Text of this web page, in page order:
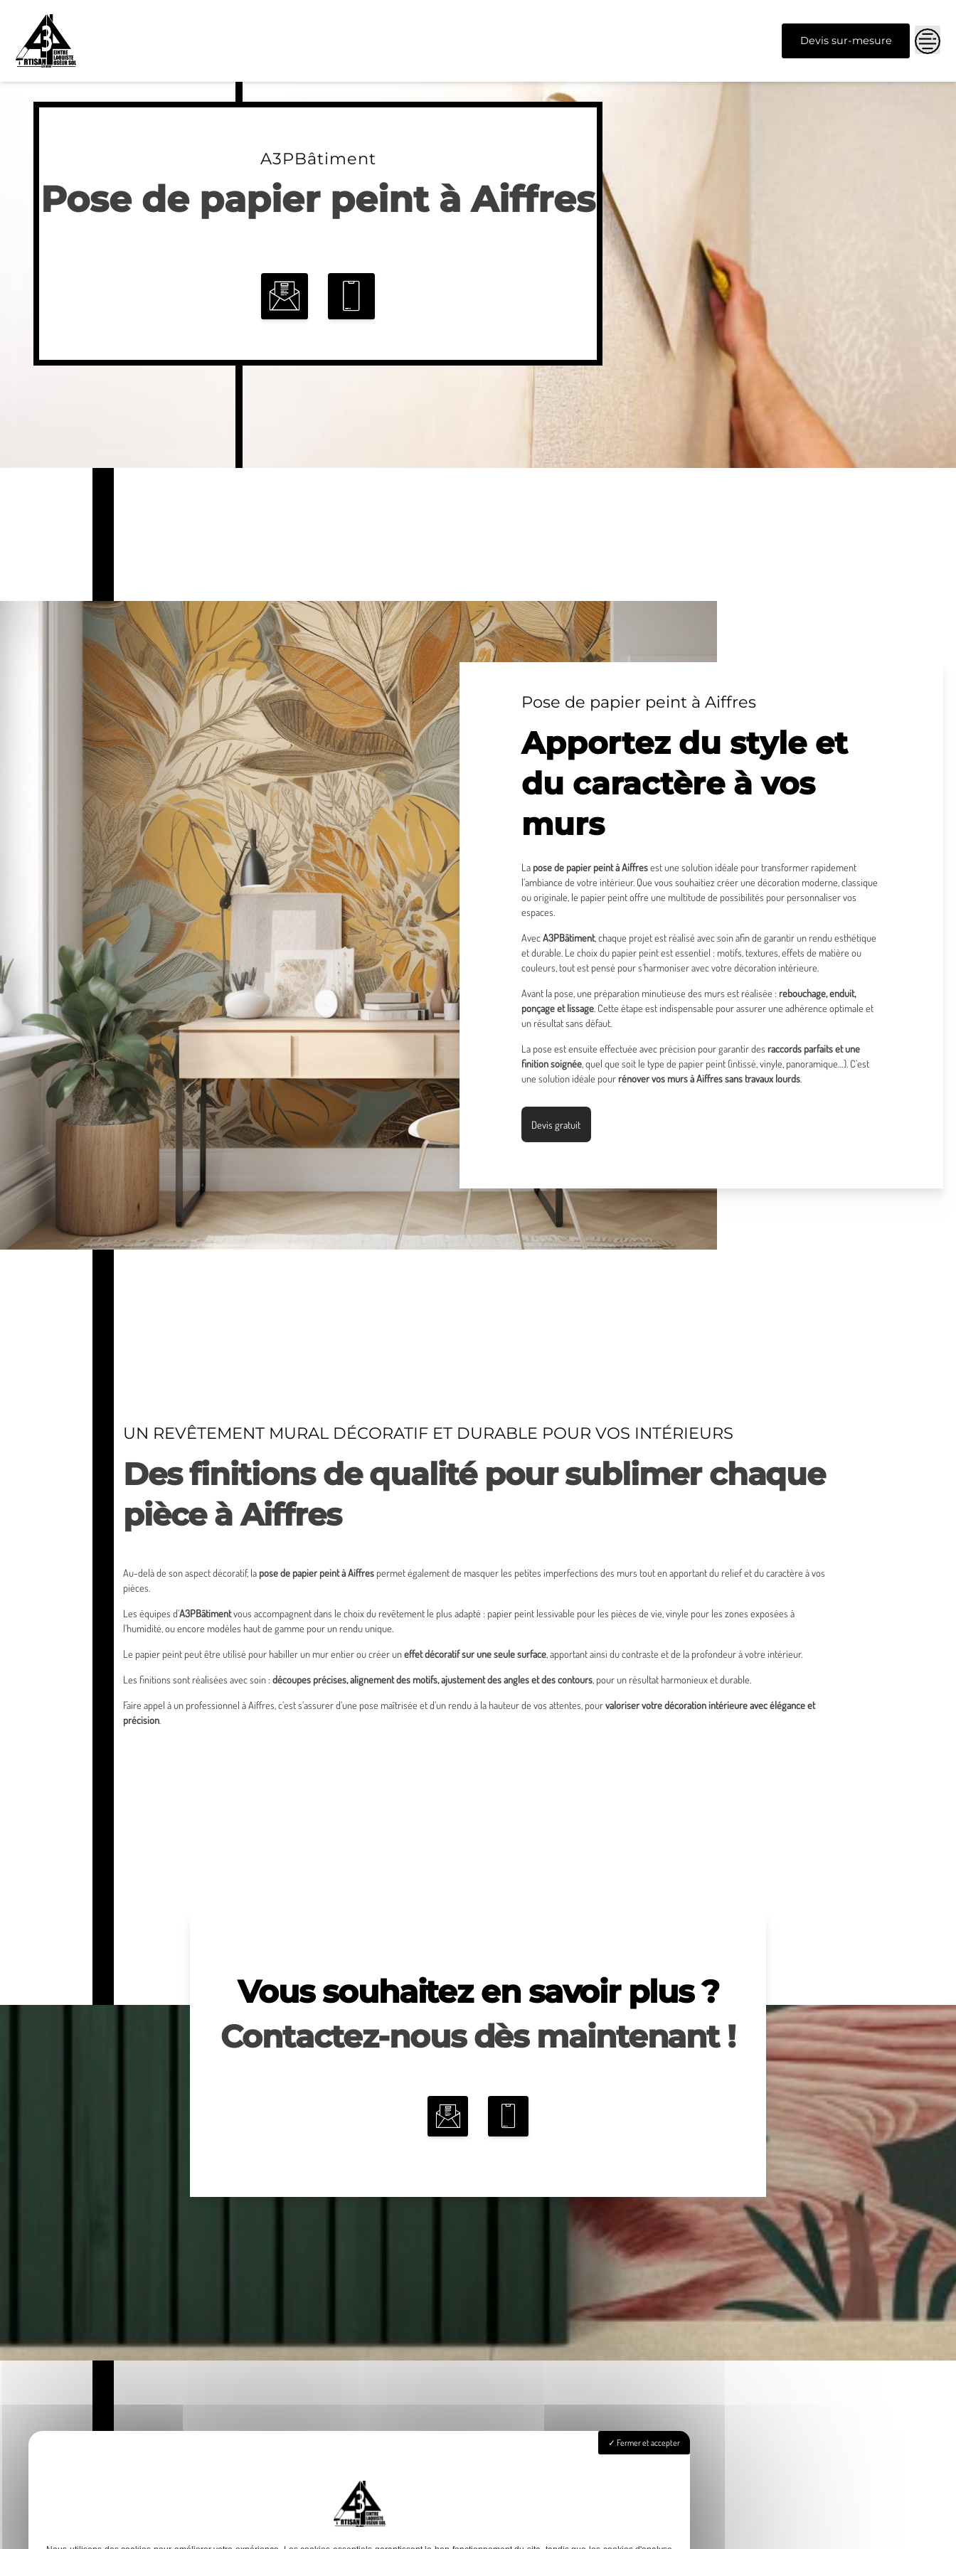
content
Devis sur-mesure
A3PBâtiment
Pose de papier peint à Aiffres
Pose de papier peint à Aiffres
Apportez du style et
du caractère à vos
murs
La pose de papier peint à Aiffresest une solution idéale pour transformer rapidement
l’ambiance de votre intérieur. Que vous souhaitiez créer une décoration moderne, classique
ou originale, le papier peint offre une multitude de possibilités pour personnaliser vos
espaces.
AvecA3PBâtiment, chaque projet est réalisé avec soin afin de garantir un rendu esthétique
et durable. Le choix du papier peint est essentiel : motifs, textures, effets de matière ou
couleurs, tout est pensé pour s’harmoniser avec votre décoration intérieure.
Avant la pose, une préparation minutieuse des murs est réalisée : rebouchage, enduit,
ponçage et lissage. Cette étape est indispensable pour assurer une adhérence optimale et
un résultat sans défaut.
La pose est ensuite effectuée avec précision pour garantir des raccords parfaits et une
finition soignée, quel que soit le type de papier peint (intissé, vinyle, panoramique…). C’est
une solution idéale pour rénover vos murs à Aiffres sans travaux lourds.
Devis gratuit
UN REVÊTEMENT MURAL DÉCORATIF ET DURABLE POUR VOS INTÉRIEURS
Des finitions de qualité pour sublimer chaque
pièce à Aiffres
Au-delà de son aspect décoratif, la pose de papier peint à Aiffrespermet également de masquer les petites imperfections des murs tout en apportant du relief et du caractère à vos
pièces.
Les équipes d’A3PBâtimentvous accompagnent dans le choix du revêtement le plus adapté : papier peint lessivable pour les pièces de vie, vinyle pour les zones exposées à
l’humidité, ou encore modèles haut de gamme pour un rendu unique.
Le papier peint peut être utilisé pour habiller un mur entier ou créer uneffet décoratif sur une seule surface, apportant ainsi du contraste et de la profondeur à votre intérieur.
Les finitions sont réalisées avec soin : découpes précises, alignement des motifs, ajustement des angles et des contours, pour un résultat harmonieux et durable.
Faire appel à un professionnel à Aiffres, c’est s’assurer d’une pose maîtrisée et d’un rendu à la hauteur de vos attentes, pourvaloriser votre décoration intérieure avec élégance et
précision.
Vous souhaitez en savoir plus ?
Contactez-nous dès maintenant !
Fermer et accepter